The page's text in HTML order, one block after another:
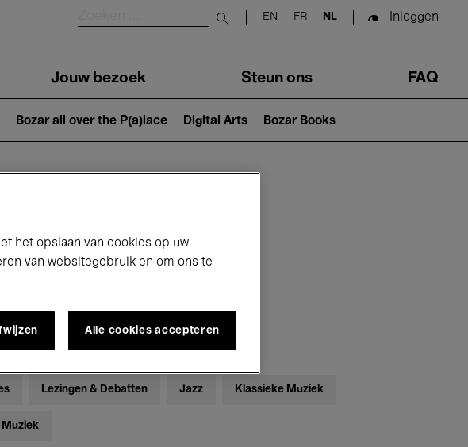
Submit search
EN FR NL Inloggen
Jouw bezoek Steun ons FAQ
Bozar all over the P(a)lace Digital Arts Bozar Books
Lezingen & Debatten Jazz Klassieke Muziek
Muziek
het opslaan van cookies op uw
van websitegebruik en om ons te
Alle cookies accepteren